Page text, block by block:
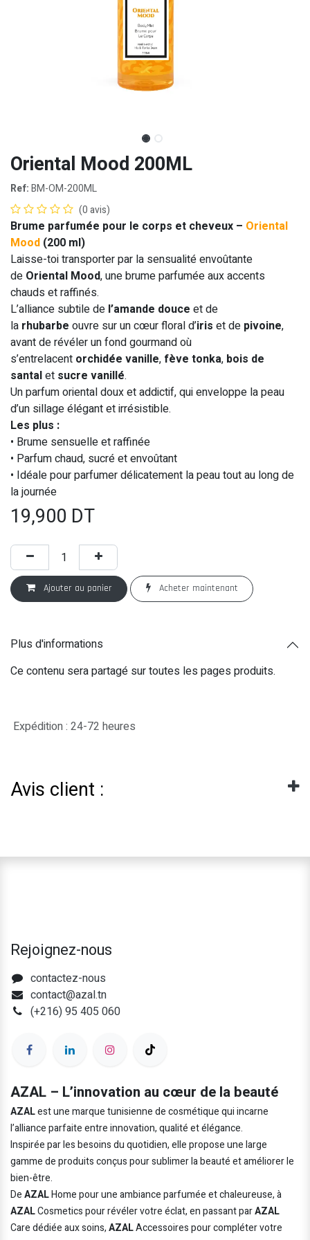
Oriental Mood 200ML
Ref:BM-OM-200ML
(0 avis)
Brume parfumée pour le corps et cheveux – Oriental
Mood (200 ml)
Laisse-toi transporter par la sensualité envoûtante
de Oriental Mood, une brume parfumée aux accents
chauds et raffinés.
L’alliance subtile de l’amande douce et de
la rhubarbe ouvre sur un cœur floral d’iris et de pivoine,
avant de révéler un fond gourmand où
s’entrelacent orchidée vanille, fève tonka, bois de
santalet sucre vanillé.
Un parfum oriental doux et addictif, qui enveloppe la peau
d’un sillage élégant et irrésistible.
Les plus :
• Brume sensuelle et raffinée
• Parfum chaud, sucré et envoûtant
• Idéale pour parfumer délicatement la peau tout au long de
la journée
19,900 DT
Ajouter au panier Acheter maintenant
Plus d'informations
Ce contenu sera partagé sur toutes les pages produits.
Expédition : 24-72 heures
Avis client :
Rejoignez-nous
contactez-nous
contact@azal.tn
(+216) 95 405 060
AZAL – L’innovation au cœur de la beauté
AZALest une marque tunisienne de cosmétique qui incarne
l’alliance parfaite entre innovation, qualité et élégance.
Inspirée par les besoins du quotidien, elle propose une large
gamme de produits conçus pour sublimer la beauté et améliorer le
bien-être.
DeAZALHome pour une ambiance parfumée et chaleureuse, à
AZALCosmetics pour révéler votre éclat, en passant parAZAL
Care dédiée aux soins,AZALAccessoires pour compléter votre